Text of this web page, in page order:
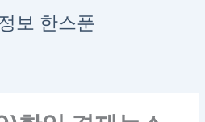
보 한스푼